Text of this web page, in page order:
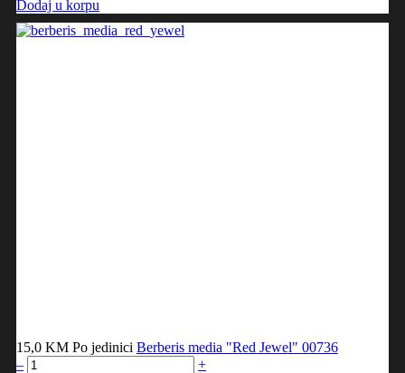
Dodaj u korpu
15,0 KM Po jedinici Berberis media "Red Jewel" 00736
–
+